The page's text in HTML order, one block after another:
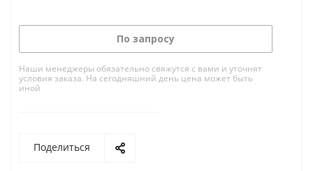
По запросу
Наши менеджеры обязательно свяжутся с вами и уточнят
условия заказа. На сегодняшний день цена может быть
иной
Поделиться